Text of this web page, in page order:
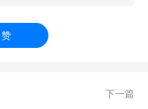
赞
下一篇